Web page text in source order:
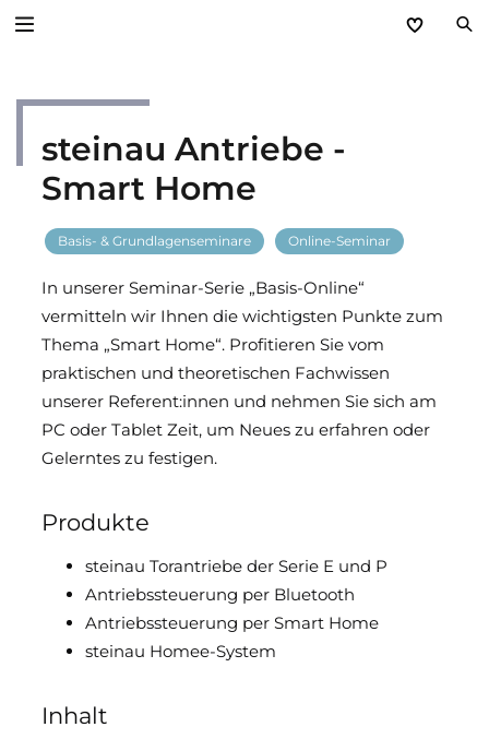
Service
Aktuelles
Händlerforum
KfW-Förderung
Programme
steinau Akademie
Downloads & Medien
steinau Antriebe -
Smart Home
Basis- & Grundlagenseminare Online-Seminar
In unserer Seminar-Serie „Basis-Online“
vermitteln wir Ihnen die wichtigsten Punkte zum
Thema „Smart Home“. Profitieren Sie vom
praktischen und theoretischen Fachwissen
unserer Referent:innen und nehmen Sie sich am
PC oder Tablet Zeit, um Neues zu erfahren oder
Gelerntes zu festigen.
Produkte
steinau Torantriebe der Serie E und P
Antriebssteuerung per Bluetooth
Antriebssteuerung per Smart Home
steinau Homee-System
Inhalt